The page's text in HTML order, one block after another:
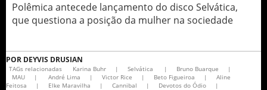
Polêmica antecede lançamento do disco Selvática,
que questiona a posição da mulher na sociedade
POR DEYVIS DRUSIAN
TAGs relacionadas Karina Buhr | Selvática | Bruno Buarque
|
MAU
| André Lima | Victor Rice | Beto Figueiroa |
Aline
Feitosa
| Elke Maravilha | Cannibal | Devotos do Ódio |